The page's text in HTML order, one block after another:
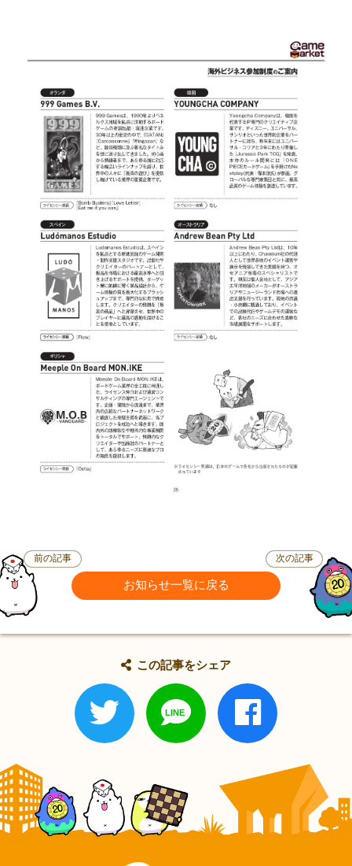
前の記事
お知らせ一覧に戻る
次の記事
この記事をシェア